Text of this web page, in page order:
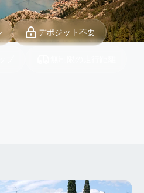
デポジット不要